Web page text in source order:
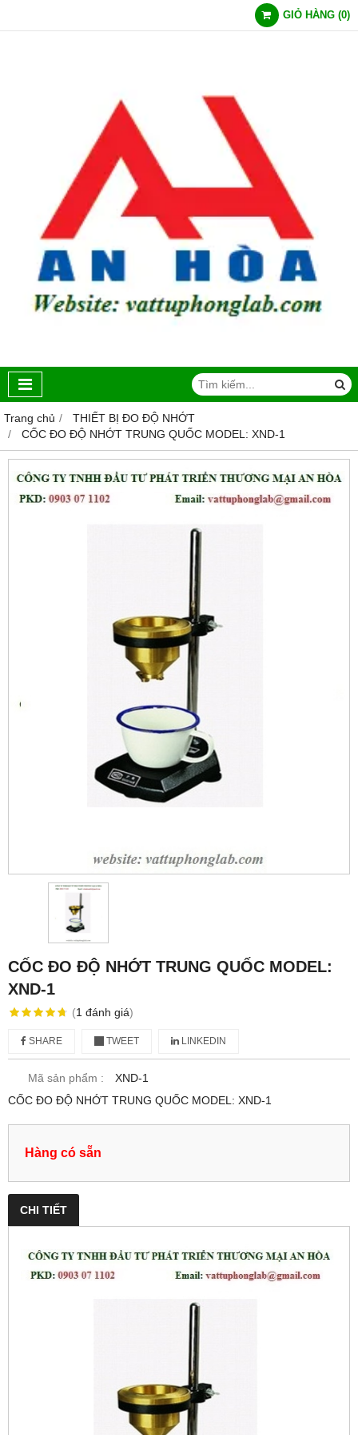
GIỎ HÀNG (0)
Trang chủ
THIẾT BỊ ĐO ĐỘ NHỚT
CỐC ĐO ĐỘ NHỚT TRUNG QUỐC MODEL: XND-1
CỐC ĐO ĐỘ NHỚT TRUNG QUỐC MODEL:
XND-1
(1 đánh giá)
SHARE TWEET LINKEDIN
Mã sản phẩm :
XND-1
CỐC ĐO ĐỘ NHỚT TRUNG QUỐC MODEL: XND-1
Hàng có sẵn
CHI TIẾT